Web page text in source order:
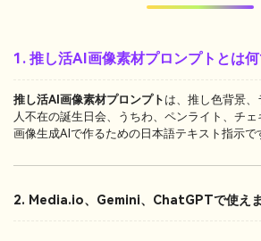
1. 推し活AI画像素材プロンプトとは
推し活AI画像素材プロンプト は、推し色背景
人不在の誕生日会、うちわ、ペンライト、チ
画像生成AIで作るための日本語テキスト指示で
2. Media.io、Gemini、ChatGPTで使え